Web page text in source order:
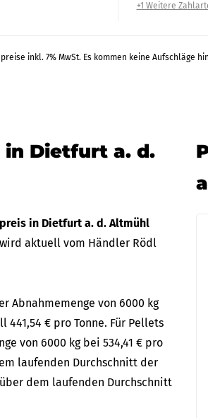
+1 Weitere
inkl. 7% MwSt. Es kommen keine Aufschläge
in Dietfurt a. d.
in Dietfurt a. d. Altmühl
aktuell vom Händler Rödl
Abnahmemenge von 6000 kg
€ pro Tonne. Für Pellets
von 6000 kg bei 534,41 € pro
laufenden Durchschnitt der
dem laufenden Durchschnitt